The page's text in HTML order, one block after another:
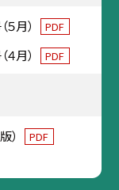
月） PDF
月） PDF
） PDF